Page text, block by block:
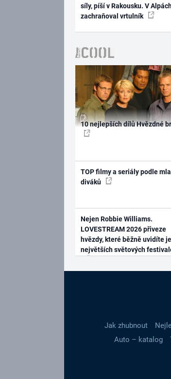
síly, píší v Rakousku. V
zachraňoval vrtulník
10 nejlepších dílů Hvězdné
TOP filmy a seriály podle
diváků
Nejen Robbie Williams.
LOVESTREAM 2026 přiveze
hvězdy, které běžně uvidíte
největších světových
Jak zhubnout
Auto – katalog